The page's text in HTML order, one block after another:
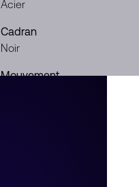
Acier
Cadran
Noir
Mouvement